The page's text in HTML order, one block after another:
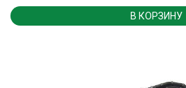
В КОРЗИНУ